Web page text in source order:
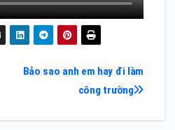
Bảo sao anh em hay đi làm
công trường